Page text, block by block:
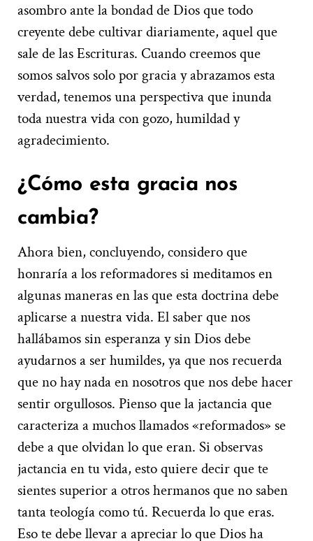
asombro ante la bondad de Dios que todo
creyente debe cultivar diariamente, aquel que
sale de las Escrituras. Cuando creemos que
somos salvos solo por gracia y abrazamos esta
verdad, tenemos una perspectiva que inunda
toda nuestra vida con gozo, humildad y
agradecimiento.
¿Cómo esta gracia nos
cambia?
Ahora bien, concluyendo, considero que
honraría a los reformadores si meditamos en
algunas maneras en las que esta doctrina debe
aplicarse a nuestra vida. El saber que nos
hallábamos sin esperanza y sin Dios debe
ayudarnos a ser humildes, ya que nos recuerda
que no hay nada en nosotros que nos debe hacer
sentir orgullosos. Pienso que la jactancia que
caracteriza a muchos llamados «reformados» se
debe a que olvidan lo que eran. Si observas
jactancia en tu vida, esto quiere decir que te
sientes superior a otros hermanos que no saben
tanta teología como tú. Recuerda lo que eras.
Eso te debe llevar a apreciar lo que Dios ha